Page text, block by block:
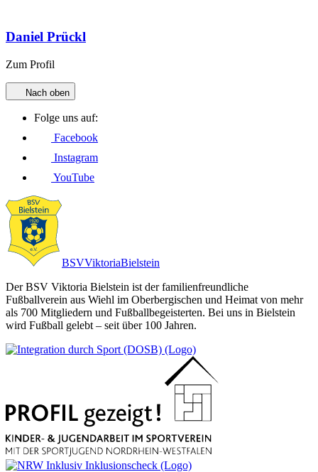
Daniel Prückl
Zum Profil
Nach oben
Folge uns auf:
Facebook
Instagram
YouTube
BSVViktoriaBielstein
Der BSV Viktoria Bielstein ist der familienfreundliche
Fußballverein aus Wiehl im Oberbergischen und Heimat von mehr
als 700 Mitgliedern und Fußballbegeisterten. Bei uns in Bielstein
wird Fußball gelebt – seit über 100 Jahren.